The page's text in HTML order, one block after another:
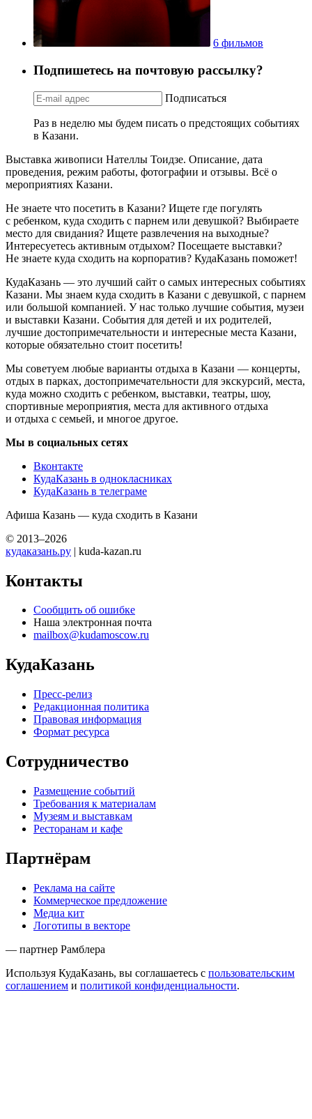
6 фильмов
Подпишетесь на почтовую рассылку?
Подписаться
Раз в неделю мы будем писать о предстоящих событиях
в Казани.
Выставка живописи Нателлы Тоидзе. Описание, дата
проведения, режим работы, фотографии и отзывы. Всё о
мероприятиях Казани.
Не знаете что посетить в Казани? Ищете где погулять
с ребенком, куда сходить с парнем или девушкой? Выбираете
место для свидания? Ищете развлечения на выходные?
Интересуетесь активным отдыхом? Посещаете выставки?
Не знаете куда сходить на корпоратив? КудаКазань поможет!
КудаКазань — это лучший сайт о самых интересных событиях
Казани. Мы знаем куда сходить в Казани с девушкой, с парнем
или большой компанией. У нас только лучшие события, музеи
и выставки Казани. События для детей и их родителей,
лучшие достопримечательности и интересные места Казани,
которые обязательно стоит посетить!
Мы советуем любые варианты отдыха в Казани — концерты,
отдых в парках, достопримечательности для экскурсий, места,
куда можно сходить с ребенком, выставки, театры, шоу,
спортивные мероприятия, места для активного отдыха
и отдыха с семьей, и многое другое.
Мы в социальных сетях
Вконтакте
КудаКазань в однокласниках
КудаКазань в телеграме
Афиша Казань — куда сходить в Казани
© 2013–2026
кудаказань.ру | kuda-kazan.ru
Контакты
Сообщить об ошибке
Наша электронная почта
mailbox@kudamoscow.ru
КудаКазань
Пресс-релиз
Редакционная политика
Правовая информация
Формат ресурса
Сотрудничество
Размещение событий
Требования к материалам
Музеям и выставкам
Ресторанам и кафе
Партнёрам
Реклама на сайте
Коммерческое предложение
Медиа кит
Логотипы в векторе
— партнер Рамблера
Используя КудаКазань, вы соглашаетесь с пользовательским
соглашением и политикой конфиденциальности.